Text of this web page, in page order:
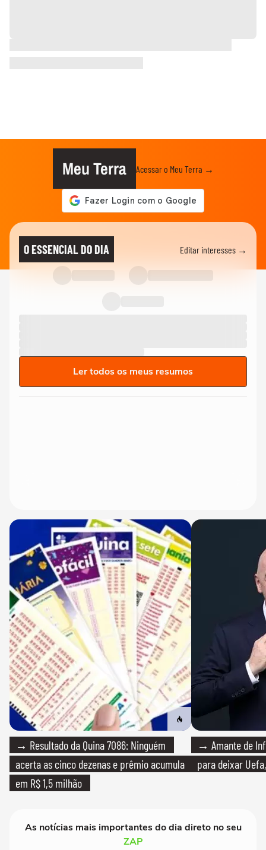
Meu Terra Acessar o Meu Terra →
O ESSENCIAL DO DIA Editar interesses →
Ler todos os meus resumos
→ Resultado da Quina 7086: Ninguém
acerta as cinco dezenas e prêmio acumula
em R$ 1,5 milhão
→ Amante de
para deixar
As notícias mais importantes do dia direto no seu
ZAP